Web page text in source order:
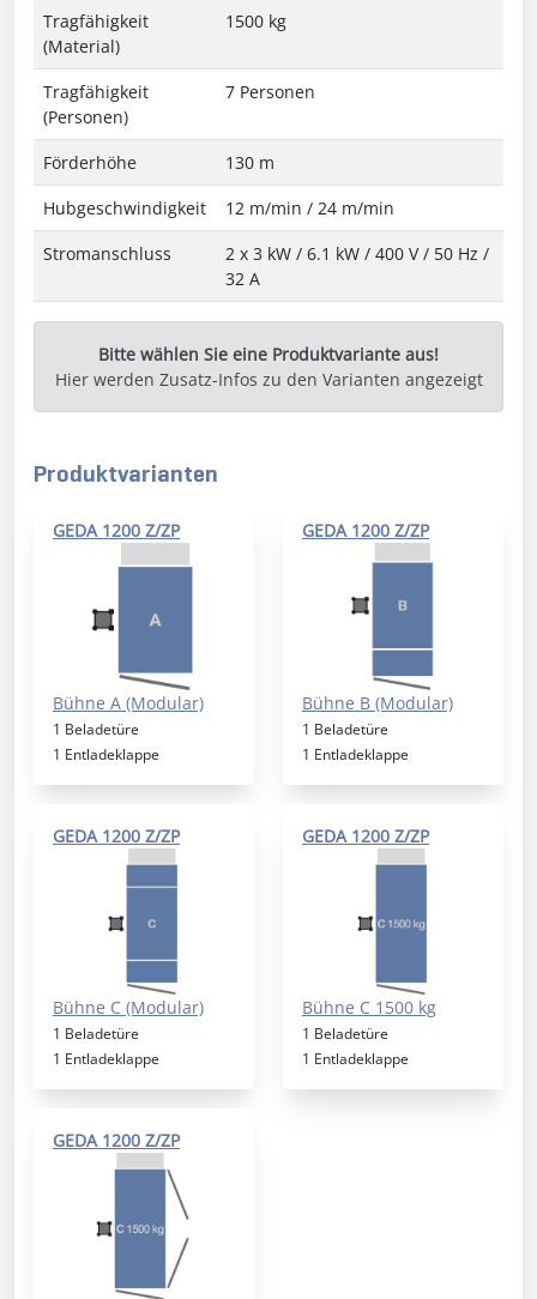
Tragfähigkeit
(Material)
1500 kg
Tragfähigkeit
(Personen)
7 Personen
Förderhöhe
130 m
Hubgeschwindigkeit
12 m/min / 24 m/min
Stromanschluss
2 x 3 kW / 6.1 kW / 400 V / 50 Hz /
32 A
Bitte wählen Sie eine Produktvariante aus!
Hier werden Zusatz-Infos zu den Varianten angezeigt
Produktvarianten
GEDA 1200 Z/ZP
Bühne A (Modular)
1 Beladetüre
1 Entladeklappe
GEDA 1200 Z/ZP
Bühne B (Modular)
1 Beladetüre
1 Entladeklappe
GEDA 1200 Z/ZP
Bühne C (Modular)
1 Beladetüre
1 Entladeklappe
GEDA 1200 Z/ZP
Bühne C 1500 kg
1 Beladetüre
1 Entladeklappe
GEDA 1200 Z/ZP